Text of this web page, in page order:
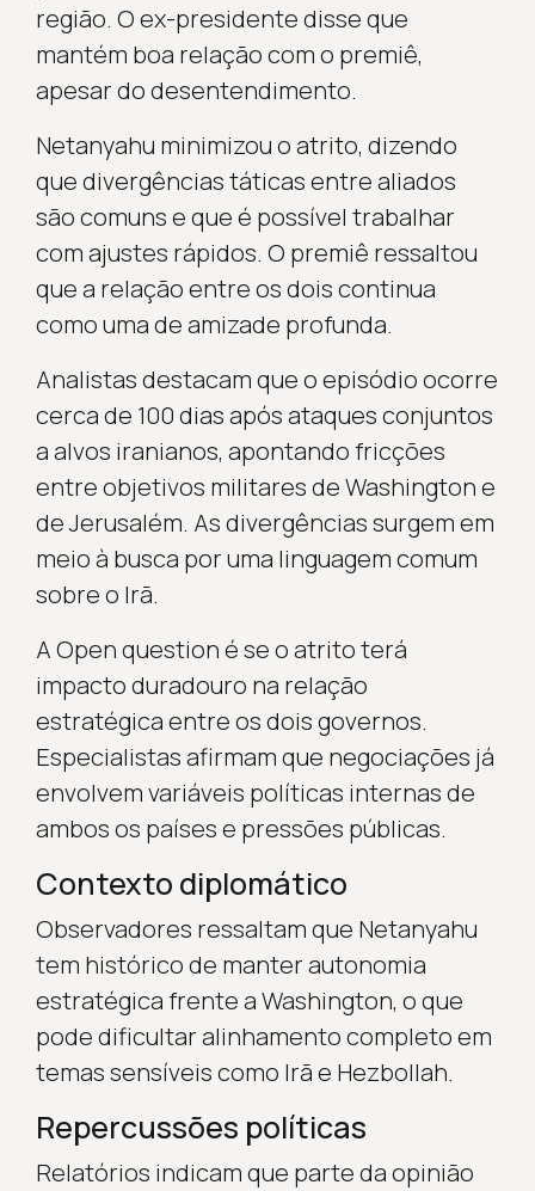
região. O ex-presidente disse que
mantém boa relação com o premiê,
apesar do desentendimento.
Netanyahu minimizou o atrito, dizendo
que divergências táticas entre aliados
são comuns e que é possível trabalhar
com ajustes rápidos. O premiê ressaltou
que a relação entre os dois continua
como uma de amizade profunda.
Analistas destacam que o episódio ocorre
cerca de 100 dias após ataques conjuntos
a alvos iranianos, apontando fricções
entre objetivos militares de Washington e
de Jerusalém. As divergências surgem em
meio à busca por uma linguagem comum
sobre o Irã.
A Open question é se o atrito terá
impacto duradouro na relação
estratégica entre os dois governos.
Especialistas afirmam que negociações já
envolvem variáveis políticas internas de
ambos os países e pressões públicas.
Contexto diplomático
Observadores ressaltam que Netanyahu
tem histórico de manter autonomia
estratégica frente a Washington, o que
pode dificultar alinhamento completo em
temas sensíveis como Irã e Hezbollah.
Repercussões políticas
Relatórios indicam que parte da opinião